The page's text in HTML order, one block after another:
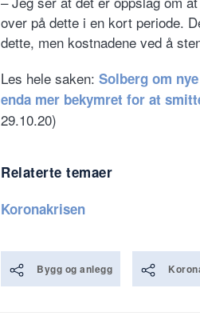
over på dette i en kort periode.
dette, men kostnadene ved å
Les hele saken: Solberg om
enda mer bekymret for at
29.10.20)
Relaterte temaer
Koronakrisen
Bygg og anlegg